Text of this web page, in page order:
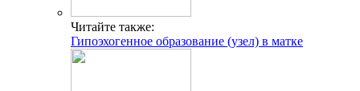
Читайте также:
Гипоэхогенное образование (узел) в матке